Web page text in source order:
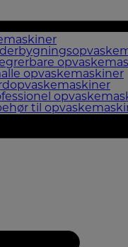
opvaskemaskiner
til